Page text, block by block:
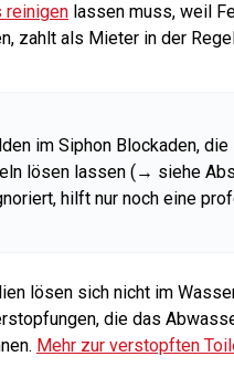
reinigen lassen muss, weil
zahlt als Mieter in der
im Siphon Blockaden,
lösen lassen (→ siehe
hilft nur noch eine
lösen sich nicht im
die das
Mehr zur verstopften